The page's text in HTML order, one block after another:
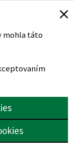
mohla táto